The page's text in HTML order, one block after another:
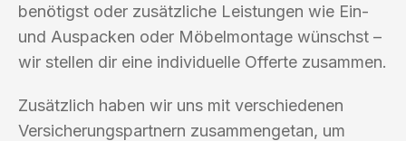
benötigst oder zusätzliche Leistungen wie Ein-
und Auspacken oder Möbelmontage wünschst –
wir stellen dir eine individuelle Offerte zusammen.
Zusätzlich haben wir uns mit verschiedenen
Versicherungspartnern zusammengetan, um